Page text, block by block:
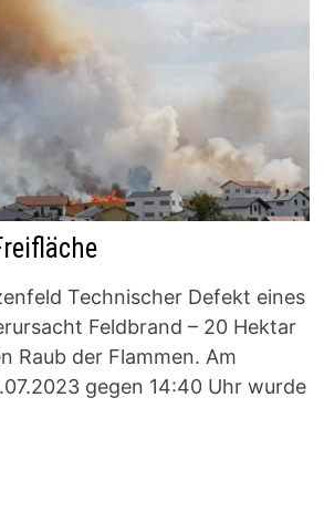
Technischer Defekt eines
Feldbrand – 20 Hektar
Raub der Flammen. Am
gegen 14:40 Uhr wurde